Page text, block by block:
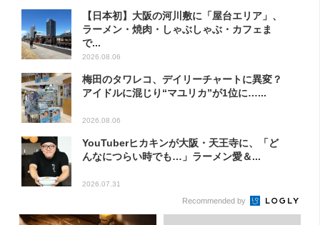
【日本初】大阪の河川敷に「屋台エリア」、
ラーメン・焼肉・しゃぶしゃぶ・カフェま
で...
2026.08.06
梅田のタワレコ、デイリーチャートに異変？
アイドルに混じり“マユリカ”が1位に…...
2026.08.06
YouTuberヒカキンが大阪・天王寺に、「ど
んなにつらい時でも…」ラーメン愛＆...
2026.07.31
Recommended by